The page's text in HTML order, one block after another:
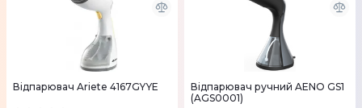
Відпарювач Ariete 4167GYYE
Відпарювач ручний AENO GS1
(AGS0001)